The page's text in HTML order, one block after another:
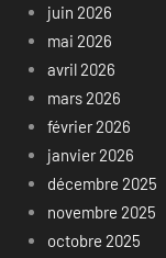
juin 2026
mai 2026
avril 2026
mars 2026
février 2026
janvier 2026
décembre 2025
novembre 2025
octobre 2025